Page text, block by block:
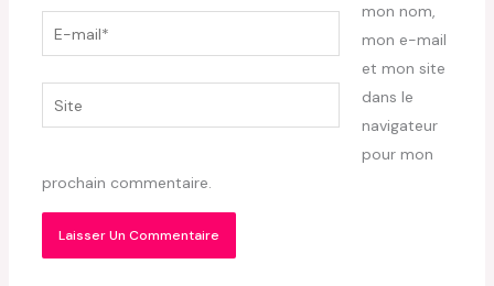
E-
mail*
Site
mon nom,
mon e-mail
et mon site
dans le
navigateur
pour mon
prochain commentaire.